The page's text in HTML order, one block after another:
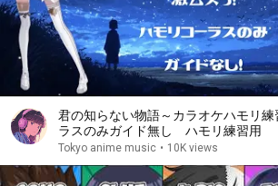
君の知らない物語～カラオケハモリ
ラスのみガイド無し ハモリ練習用
Tokyo anime music • 10K views